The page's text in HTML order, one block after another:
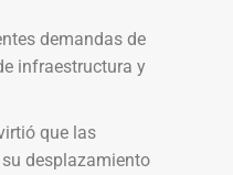
demandas de
infraestructura y
que las
desplazamiento